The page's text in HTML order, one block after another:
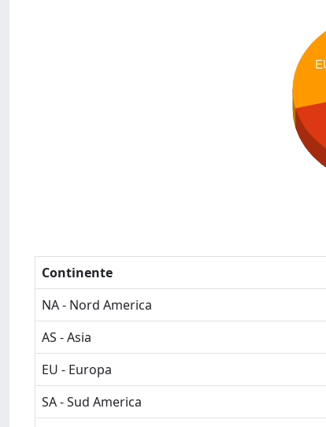
Continente
NA - Nord America
AS - Asia
EU - Europa
SA - Sud America